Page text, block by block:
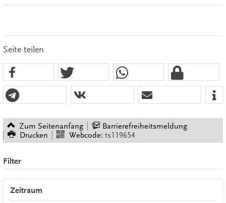
Seite teilen
Zum Seitenanfang
Barrierefreiheitsmeldung
Drucken
Webcode: ts119654
Filter
Zeitraum